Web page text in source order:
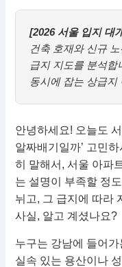
[2026 서울 입지 대
건축 호재와 신규
급지 지도를 분석합
동시에 잡는 상급지
안녕하세요! 오늘도
알짜배기일까’ 고민
히 말해서, 서울 아파
는 설명이 부족할 정
뉘고, 그 급지에 따라
사실, 알고 계셨나요?
누구는 강남에 들어
실속 있는 용산이나